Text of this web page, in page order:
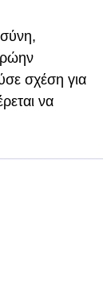
σχέση για
να